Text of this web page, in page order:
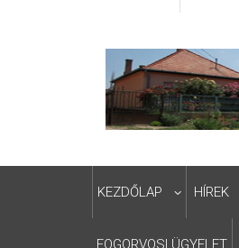
KEZDŐLAP HÍREK
FOGORVOSI ÜGYELET